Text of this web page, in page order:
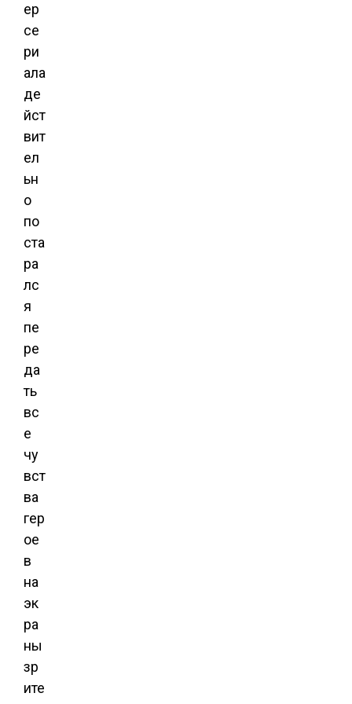
ер
се
ри
ала
де
йст
вит
ел
ьн
о
по
ста
ра
лс
я
пе
ре
да
ть
вс
е
чу
вст
ва
гер
ое
в
на
эк
ра
ны
зр
ите